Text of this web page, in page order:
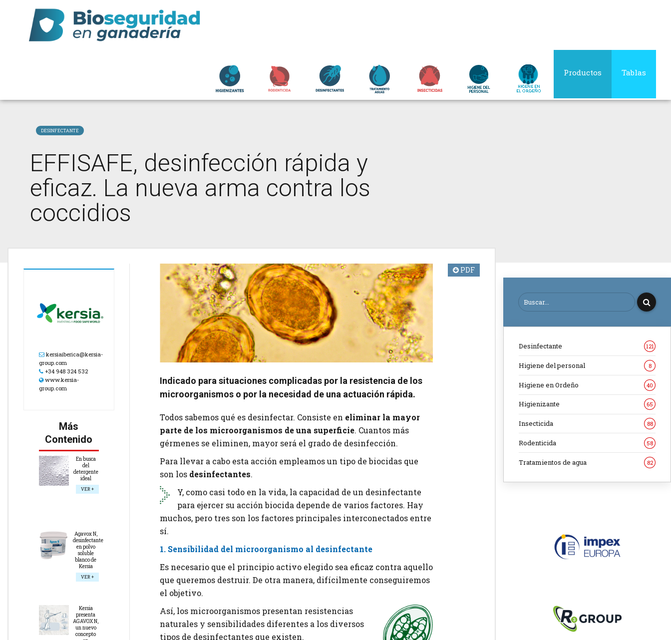
Productos Tablas
DESINFECTANTE
EFFISAFE, desinfección rápida y
eficaz. La nueva arma contra los
coccidios
PDF
kersiaiberica@kersia-
group.com
+34 948 324 532
www.kersia-
group.com
Más
Contenido
En busca
del
detergente
ideal
VER +
Agavox N,
desinfectante
en polvo
soluble
blanco de
Kersia
VER +
Kersia
presenta
AGAVOX N,
un nuevo
concepto
Indicado para situaciones complicadas por la resistencia de los
microorganismos o por la necesidad de una actuación rápida.
Todos sabemos qué es desinfectar. Consiste en eliminar la mayor
parte de los microorganismos de una superficie. Cuantos más
gérmenes se eliminen, mayor será el grado de desinfección.
Para llevar a cabo esta acción empleamos un tipo de biocidas que
son los desinfectantes.
Y, como casi todo en la vida, la capacidad de un desinfectante
para ejercer su acción biocida depende de varios factores. Hay
muchos, pero tres son los factores principales interconectados entre
sí.
1. Sensibilidad del microorganismo al desinfectante
Es necesario que el principio activo elegido sea eficaz contra aquello
que queremos destruir. De otra manera, difícilmente conseguiremos
el objetivo.
Así, los microorganismos presentan resistencias
naturales y sensibilidades diferentes a los diversos
tipos de desinfectantes que existen.
Desinfectante 121
Higiene del personal 8
Higiene en Ordeño 40
Higienizante 65
Insecticida 88
Rodenticida 58
Tratamientos de agua 82